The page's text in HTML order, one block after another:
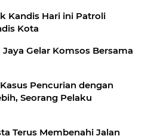
Kandis Hari ini Patroli
Kota
Gelar Komsos Bersama
Pencurian dengan
Seorang Pelaku
Terus Membenahi Jalan